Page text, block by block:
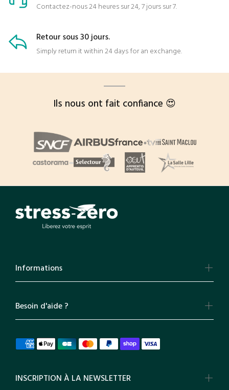
Contactez-nous 24 heures sur 24, 7 jours sur 7.
Retour sous 30 jours.
Simply return it within 24 days for an exchange.
Ils nous ont fait confiance 😍
Informations
Besoin d'aide ?
INSCRIPTION À LA NEWSLETTER